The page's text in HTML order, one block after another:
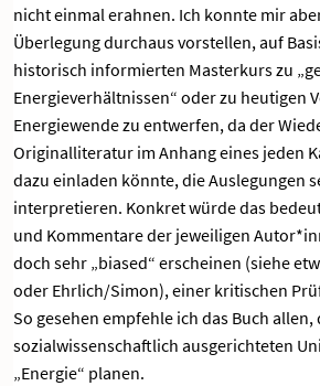
nicht einmal erahnen. Ich konnte mir
Überlegung durchaus vorstellen, auf
historisch informierten Masterkurs zu
Energieverhältnissen“ oder zu heutigen
Energiewende zu entwerfen, da der
Originalliteratur im Anhang eines jeden
dazu einladen könnte, die Auslegungen
interpretieren. Konkret würde das
und Kommentare der jeweiligen
doch sehr „biased“ erscheinen (siehe
oder Ehrlich/Simon), einer kritischen
So gesehen empfehle ich das Buch allen,
sozialwissenschaftlich ausgerichteten
„Energie“ planen.